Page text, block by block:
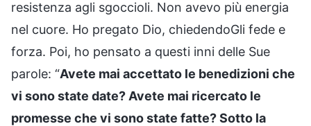
resistenza agli sgoccioli. Non avevo più energia
nel cuore. Ho pregato Dio, chiedendoGli fede e
forza. Poi, ho pensato a questi inni delle Sue
parole: “Avete mai accettato le benedizioni che
vi sono state date? Avete mai ricercato le
promesse che vi sono state fatte? Sotto la